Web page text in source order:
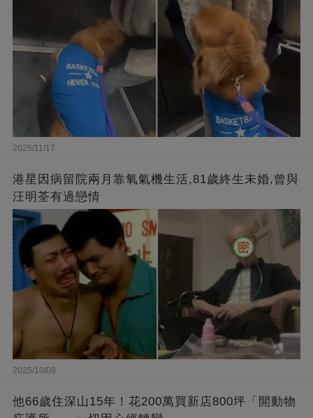
2025/11/17
港星因病留院兩月靠氧氣機生活,81歲終生未婚,曾與
汪明荃有過戀情
2025/10/08
他66歲住深山15年！花200萬買新店800坪「開動物